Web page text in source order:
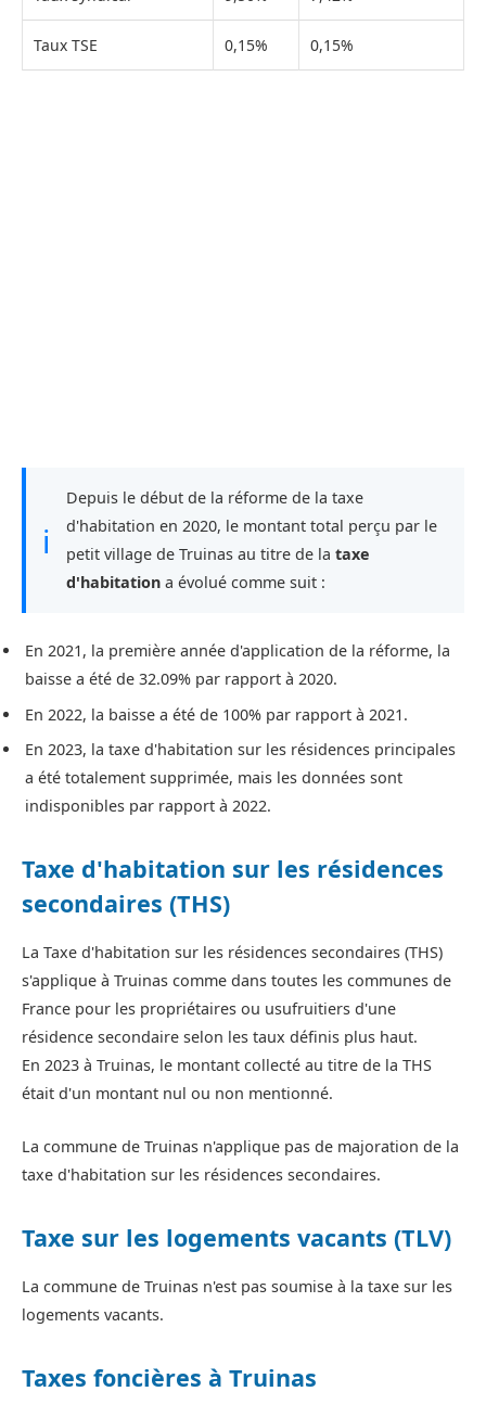
Taux TSE 0,15% 0,15%
ℹ
Depuis le début de la réforme de la taxe
d'habitation en 2020, le montant total perçu par le
petit village de Truinas au titre de la taxe
d'habitation a évolué comme suit :
En 2021, la première année d'application de la réforme, la
baisse a été de 32.09% par rapport à 2020.
En 2022, la baisse a été de 100% par rapport à 2021.
En 2023, la taxe d'habitation sur les résidences principales
a été totalement supprimée, mais les données sont
indisponibles par rapport à 2022.
Taxe d'habitation sur les résidences
secondaires (THS)
La Taxe d'habitation sur les résidences secondaires (THS)
s'applique à Truinas comme dans toutes les communes de
France pour les propriétaires ou usufruitiers d'une
résidence secondaire selon les taux définis plus haut.
En 2023 à Truinas, le montant collecté au titre de la THS
était d'un montant nul ou non mentionné.
La commune de Truinas n'applique pas de majoration de la
taxe d'habitation sur les résidences secondaires.
Taxe sur les logements vacants (TLV)
La commune de Truinas n'est pas soumise à la taxe sur les
logements vacants.
Taxes foncières à Truinas